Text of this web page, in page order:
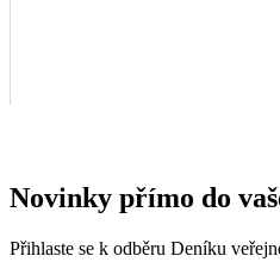
Novinky přímo do
Přihlaste se k odběru Deníku